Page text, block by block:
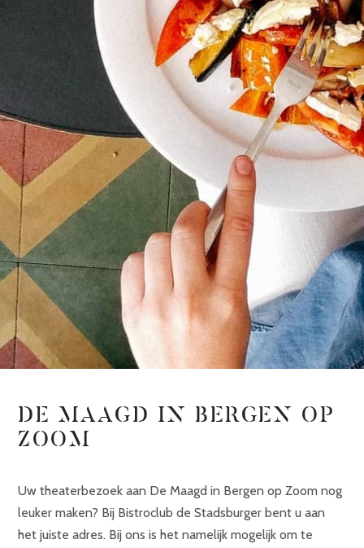
DE MAAGD IN BERGEN OP
ZOOM
Uw theaterbezoek aan De Maagd in Bergen op Zoom nog
leuker maken? Bij Bistroclub de Stadsburger bent u aan
het juiste adres. Bij ons is het namelijk mogelijk om te